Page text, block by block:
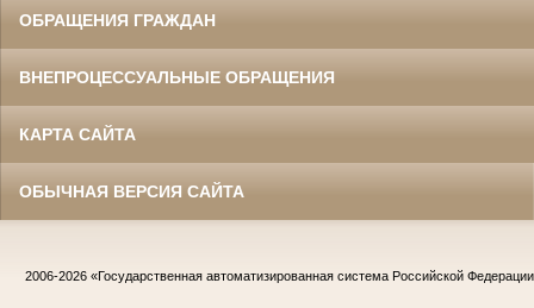
ОБРАЩЕНИЯ ГРАЖДАН
ВНЕПРОЦЕССУАЛЬНЫЕ ОБРАЩЕНИЯ
КАРТА САЙТА
ОБЫЧНАЯ ВЕРСИЯ САЙТА
2006-2026 «Государственная автоматизированная система Российской